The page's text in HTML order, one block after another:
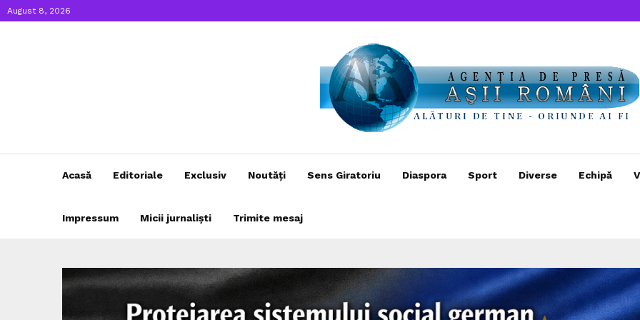
August 8, 2026
Acasă Editoriale Exclusiv Noutăți Sens Giratoriu Diaspora Sport Diverse Echipă
Impressum Micii jurnaliști Trimite mesaj